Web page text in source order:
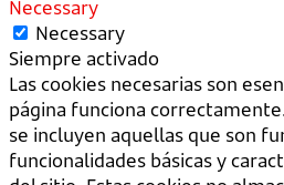
Necessary
Necessary
Siempre activado
Las cookies necesarias son
página funciona
se incluyen aquellas que son
funcionalidades básicas y